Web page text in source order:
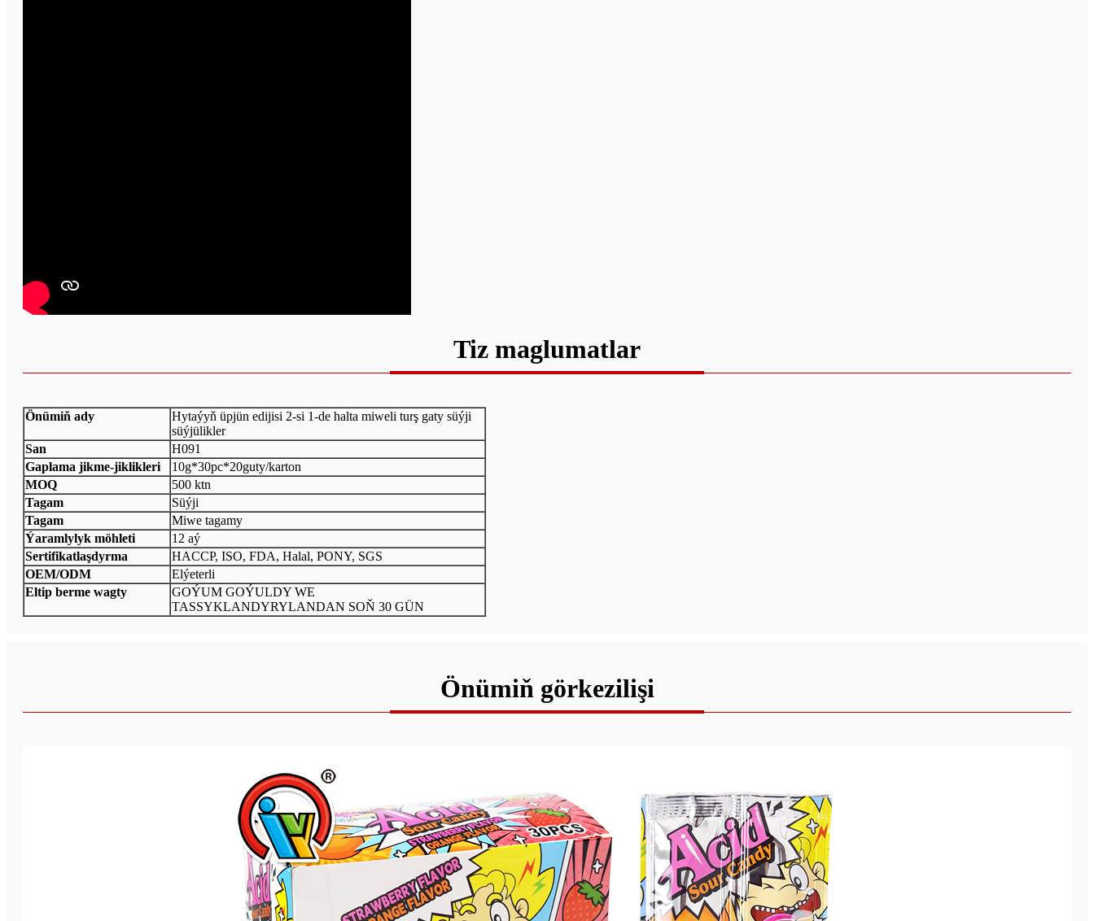
Tiz maglumatlar
Önümiň ady
Hytaýyň üpjün edijisi 2-si 1-de halta miweli turş gaty süýji
süýjülikler
San
H091
Gaplama jikme-jiklikleri
10g*30pc*20guty/karton
MOQ
500 ktn
Tagam
Süýji
Tagam
Miwe tagamy
Ýaramlylyk möhleti
12 aý
Sertifikatlaşdyrma
HACCP, ISO, FDA, Halal, PONY, SGS
OEM/ODM
Elýeterli
Eltip berme wagty
GOÝUM GOÝULDY WE
TASSYKLANDYRYLANDAN SOŇ 30 GÜN
Önümiň görkezilişi